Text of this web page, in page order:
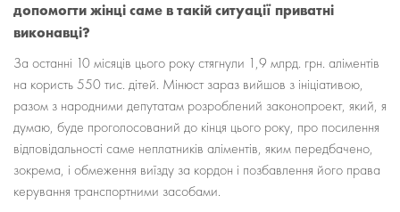
допомогти жінці саме в такій ситуації приватні
виконавці?
За останні 10 місяців цього року стягнули 1,9 млрд. грн. аліментів
на користь 550 тис. дітей. Мінюст зараз вийшов з ініціативою,
разом з народними депутатам розроблений законопроект, який, я
думаю, буде проголосований до кінця цього року, про посилення
відповідальності саме неплатників аліментів, яким передбачено,
зокрема, і обмеження виїзду за кордон і позбавлення його права
керування транспортними засобами.